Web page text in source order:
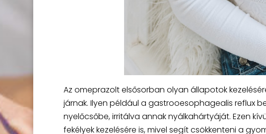
Az omeprazolt elsősorban olyan állapotok
járnak. Ilyen például a gastrooesophagealis reflux
nyelőcsőbe, irritálva annak nyálkahártyáját. Ezen
fekélyek kezelésére is, mivel segít csökkenteni a